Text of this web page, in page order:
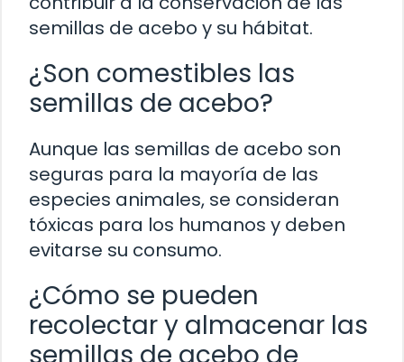
semillas de acebo y su hábitat.
¿Son comestibles las
semillas de acebo?
Aunque las semillas de acebo son
seguras para la mayoría de las
especies animales, se consideran
tóxicas para los humanos y deben
evitarse su consumo.
¿Cómo se pueden
recolectar y almacenar las